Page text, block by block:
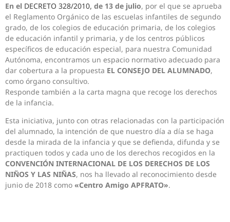
En el DECRETO 328/2010, de 13 de julio, por el que se aprueba
el Reglamento Orgánico de las escuelas infantiles de segundo
grado, de los colegios de educación primaria, de los colegios
de educación infantil y primaria, y de los centros públicos
específicos de educación especial, para nuestra Comunidad
Autónoma, encontramos un espacio normativo adecuado para
dar cobertura a la propuesta EL CONSEJO DEL ALUMNADO,
como órgano consultivo.
Responde también a la carta magna que recoge los derechos
de la infancia.
Esta iniciativa, junto con otras relacionadas con la participación
del alumnado, la intención de que nuestro día a día se haga
desde la mirada de la infancia y que se defienda, difunda y se
practiquen todos y cada uno de los derechos recogidos en la
CONVENCIÓN INTERNACIONAL DE LOS DERECHOS DE LOS
NIÑOS Y LAS NIÑAS, nos ha llevado al reconocimiento desde
junio de 2018 como «Centro Amigo APFRATO».